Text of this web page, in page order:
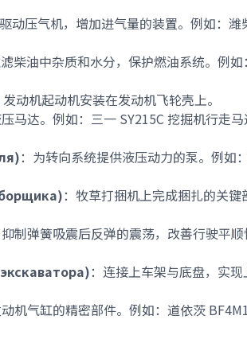
动压气机，增加进气量的装置。例如： 潍
柴油中杂质和水分，保护燃油系统。例如：
动机起动机安装在发动机飞轮壳上。
马达。例如： 三一 SY215C 挖掘机行走马
：为转向系统提供液压动力的泵。例如：
：牧草打捆机上完成捆扎的关键
抑制弹簧吸震后反弹的震荡，改善行驶平
：连接上车架与底盘，实现
机气缸的精密部件。例如： 道依茨